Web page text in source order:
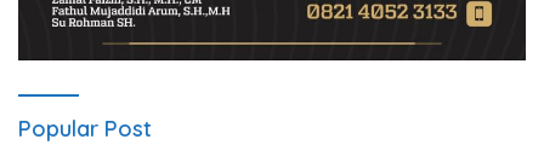
Popular Post